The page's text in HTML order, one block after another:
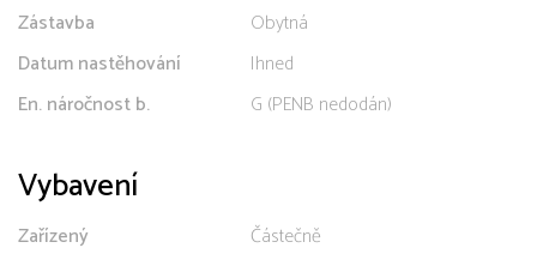
Zástavba
Obytná
Datum nastěhování
Ihned
En. náročnost b.
G (PENB nedodán)
Vybavení
Zařízený
Částečně